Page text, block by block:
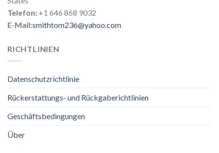
Telefon: +1 646 868 9032
E-Mail:smithtom236@yahoo.com
RICHTLINIEN
Datenschutzrichtlinie
Rückerstattungs- und Rückgaberichtlinien
Geschäftsbedingungen
Über